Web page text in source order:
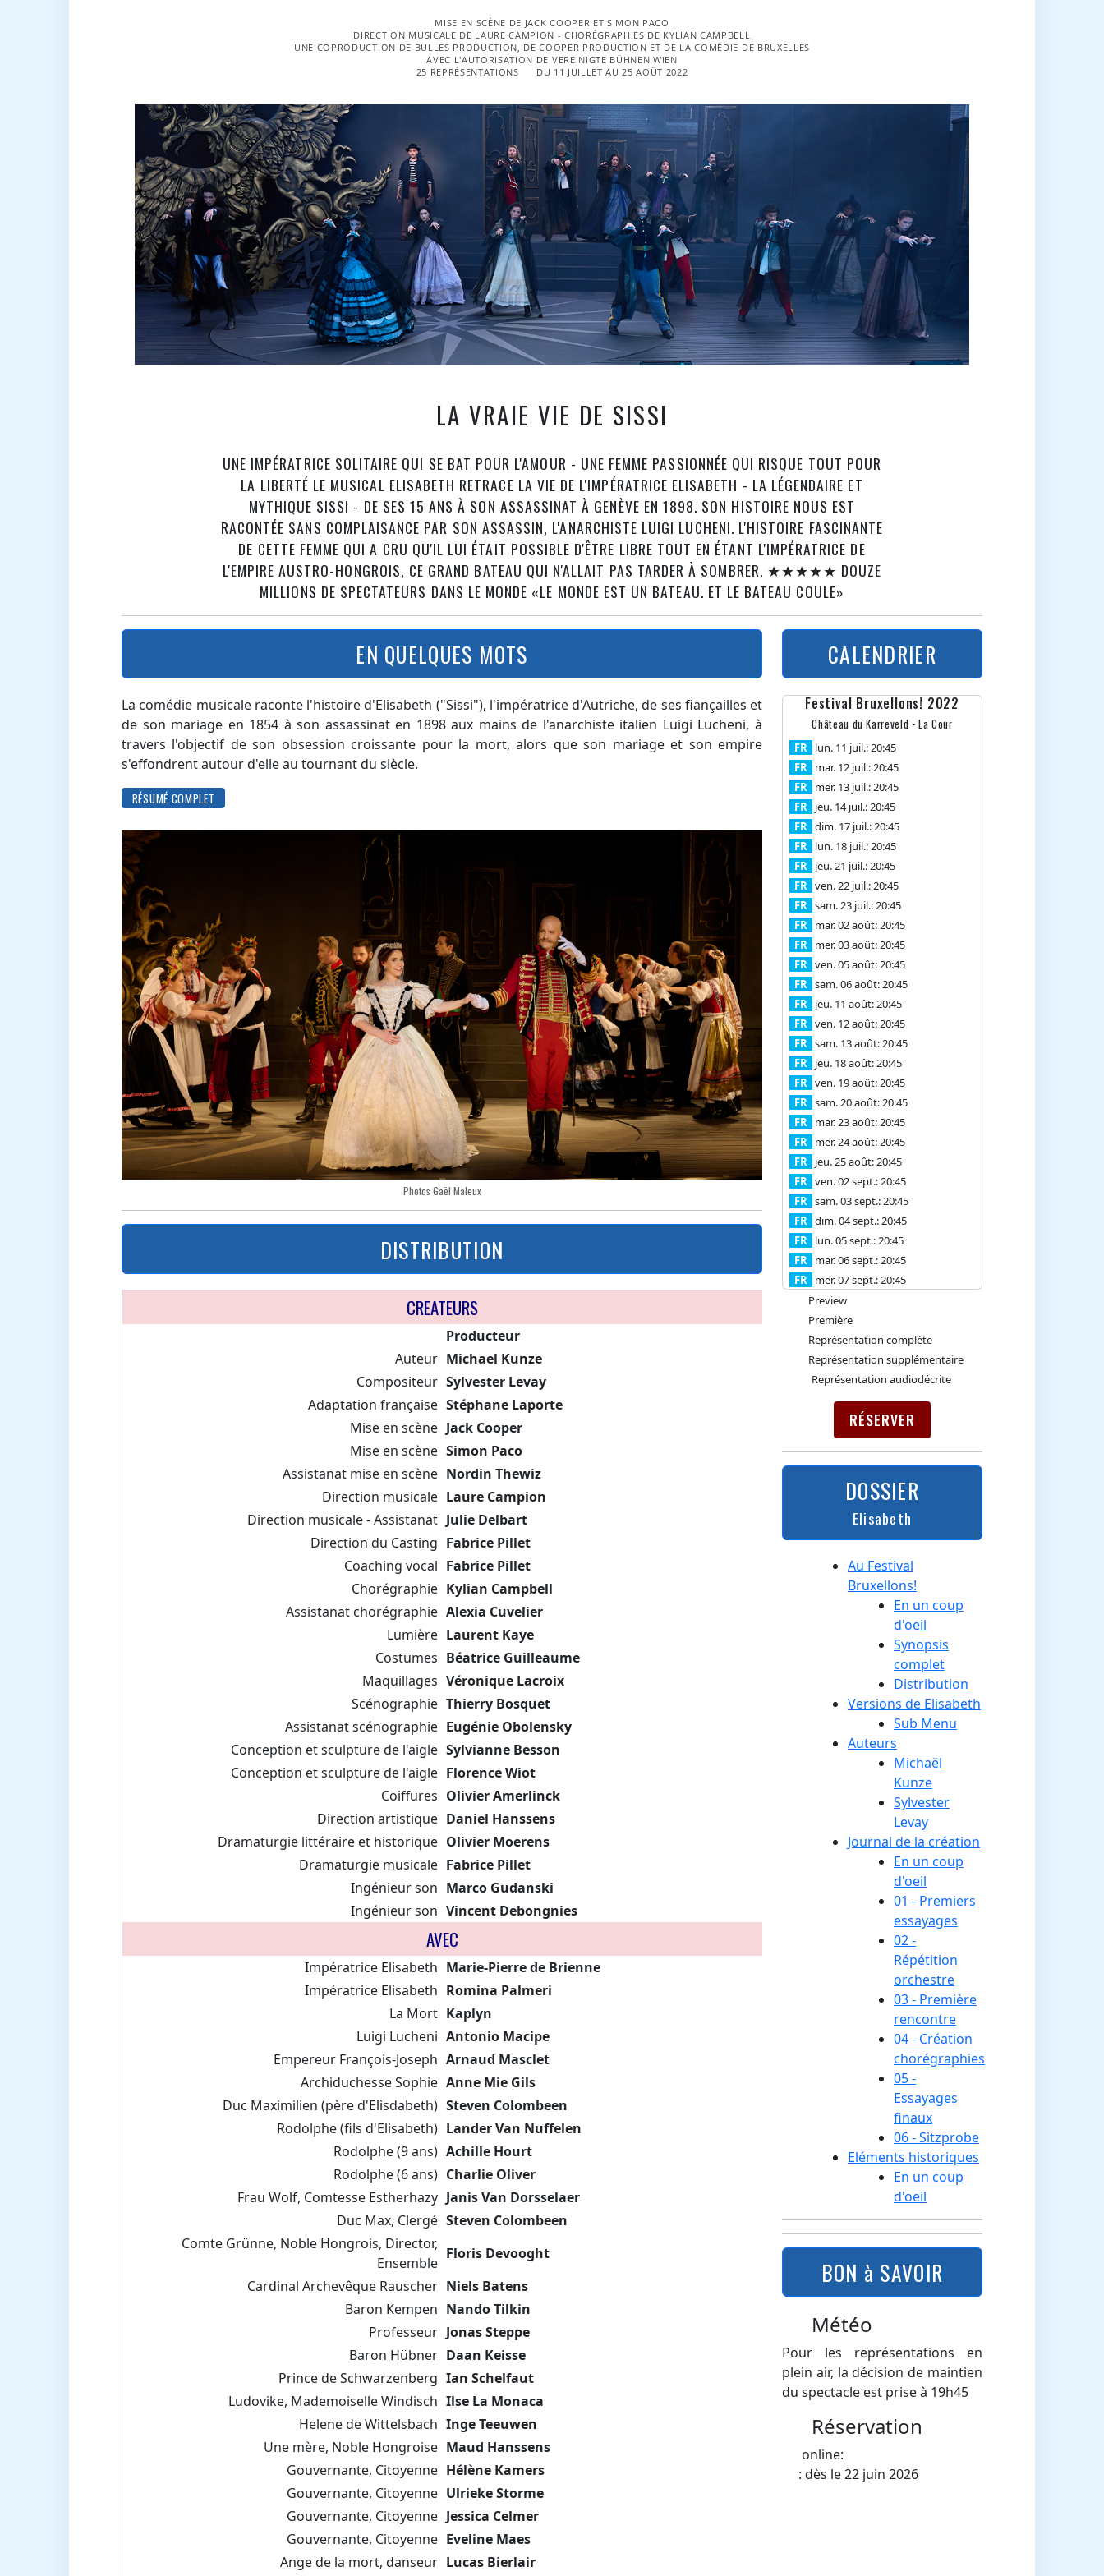
MISE EN SCÈNE DE JACK COOPER ET SIMON PACO
DIRECTION MUSICALE DE LAURE CAMPION - CHORÉGRAPHIES DE KYLIAN CAMPBELL
UNE COPRODUCTION DE BULLES PRODUCTION, DE COOPER PRODUCTION ET DE LA COMÉDIE DE BRUXELLES
AVEC L'AUTORISATION DE VEREINIGTE BÜHNEN WIEN
25 REPRÉSENTATIONS
DU 11 JUILLET AU 25 AOÛT 2022
LA VRAIE VIE DE SISSI
UNE IMPÉRATRICE SOLITAIRE QUI SE BAT POUR L'AMOUR - UNE FEMME PASSIONNÉE QUI RISQUE TOUT POUR
LA LIBERTÉ LE MUSICAL ELISABETH RETRACE LA VIE DE L'IMPÉRATRICE ELISABETH - LA LÉGENDAIRE ET
MYTHIQUE SISSI - DE SES 15 ANS À SON ASSASSINAT À GENÈVE EN 1898. SON HISTOIRE NOUS EST
RACONTÉE SANS COMPLAISANCE PAR SON ASSASSIN, L'ANARCHISTE LUIGI LUCHENI. L'HISTOIRE FASCINANTE
DE CETTE FEMME QUI A CRU QU'IL LUI ÉTAIT POSSIBLE D'ÊTRE LIBRE TOUT EN ÉTANT L'IMPÉRATRICE DE
L'EMPIRE AUSTRO-HONGROIS, CE GRAND BATEAU QUI N'ALLAIT PAS TARDER À SOMBRER. ★★★★★ DOUZE
MILLIONS DE SPECTATEURS DANS LE MONDE «LE MONDE EST UN BATEAU. ET LE BATEAU COULE»
EN QUELQUES MOTS
La comédie musicale raconte l'histoire d'Elisabeth ("Sissi"), l'impératrice d'Autriche, de ses fiançailles et
de son mariage en 1854 à son assassinat en 1898 aux mains de l'anarchiste italien Luigi Lucheni, à
travers l'objectif de son obsession croissante pour la mort, alors que son mariage et son empire
s'effondrent autour d'elle au tournant du siècle.
RÉSUMÉ COMPLET
Photos Gaël Maleux
DISTRIBUTION
CREATEURS
Producteur
Auteur Michael Kunze
Compositeur Sylvester Levay
Adaptation française Stéphane Laporte
Mise en scène Jack Cooper
Mise en scène Simon Paco
Assistanat mise en scène Nordin Thewiz
Direction musicale Laure Campion
Direction musicale - Assistanat Julie Delbart
Direction du Casting Fabrice Pillet
Coaching vocal Fabrice Pillet
Chorégraphie Kylian Campbell
Assistanat chorégraphie Alexia Cuvelier
Lumière Laurent Kaye
Costumes Béatrice Guilleaume
Maquillages Véronique Lacroix
Scénographie Thierry Bosquet
Assistanat scénographie Eugénie Obolensky
Conception et sculpture de l'aigle Sylvianne Besson
Conception et sculpture de l'aigle Florence Wiot
Coiffures Olivier Amerlinck
Direction artistique Daniel Hanssens
Dramaturgie littéraire et historique Olivier Moerens
Dramaturgie musicale Fabrice Pillet
Ingénieur son Marco Gudanski
Ingénieur son Vincent Debongnies
AVEC
Impératrice Elisabeth Marie-Pierre de Brienne
Impératrice Elisabeth Romina Palmeri
La Mort Kaplyn
Luigi Lucheni Antonio Macipe
Empereur François-Joseph Arnaud Masclet
Archiduchesse Sophie Anne Mie Gils
Duc Maximilien (père d'Elisdabeth) Steven Colombeen
Rodolphe (fils d'Elisabeth) Lander Van Nuffelen
Rodolphe (9 ans) Achille Hourt
Rodolphe (6 ans) Charlie Oliver
Frau Wolf, Comtesse Estherhazy Janis Van Dorsselaer
Duc Max, Clergé Steven Colombeen
Comte Grünne, Noble Hongrois, Director,
Ensemble
Floris Devooght
Cardinal Archevêque Rauscher Niels Batens
Baron Kempen Nando Tilkin
Professeur Jonas Steppe
Baron Hübner Daan Keisse
Prince de Schwarzenberg Ian Schelfaut
Ludovike, Mademoiselle Windisch Ilse La Monaca
Helene de Wittelsbach Inge Teeuwen
Une mère, Noble Hongroise Maud Hanssens
Gouvernante, Citoyenne Hélène Kamers
Gouvernante, Citoyenne Ulrieke Storme
Gouvernante, Citoyenne Jessica Celmer
Gouvernante, Citoyenne Eveline Maes
Ange de la mort, danseur Lucas Bierlair
CALENDRIER
Festival Bruxellons! 2022
Château du Karreveld - La Cour
FR
lun. 11 juil.: 20:45
FR
mar. 12 juil.: 20:45
FR
mer. 13 juil.: 20:45
FR
jeu. 14 juil.: 20:45
FR dim. 17 juil.: 20:45
FR
lun. 18 juil.: 20:45
FR
jeu. 21 juil.: 20:45
FR ven. 22 juil.: 20:45
FR sam. 23 juil.: 20:45
FR
mar. 02 août: 20:45
FR
mer. 03 août: 20:45
FR ven. 05 août: 20:45
FR sam. 06 août: 20:45
FR
jeu. 11 août: 20:45
FR ven. 12 août: 20:45
FR sam. 13 août: 20:45
FR
jeu. 18 août: 20:45
FR ven. 19 août: 20:45
FR sam. 20 août: 20:45
FR
mar. 23 août: 20:45
FR
mer. 24 août: 20:45
FR
jeu. 25 août: 20:45
FR ven. 02 sept.: 20:45
FR sam. 03 sept.: 20:45
FR dim. 04 sept.: 20:45
FR
lun. 05 sept.: 20:45
FR
mar. 06 sept.: 20:45
FR
mer. 07 sept.: 20:45
Preview
Première
Représentation complète
Représentation supplémentaire
Représentation audiodécrite
RÉSERVER
DOSSIER
Elisabeth
Au Festival
Bruxellons!
En un coup
d'oeil
Synopsis
complet
Distribution
Versions de Elisabeth
Sub Menu
Auteurs
Michaël
Kunze
Sylvester
Levay
Journal de la création
En un coup
d'oeil
01 - Premiers
essayages
02 -
Répétition
orchestre
03 - Première
rencontre
04 - Création
chorégraphies
05 -
Essayages
finaux
06 - Sitzprobe
Eléments historiques
En un coup
d'oeil
BON à SAVOIR
Météo
Pour les représentations en
plein air, la décision de maintien
du spectacle est prise à 19h45
Réservation
online:
: dès le 22 juin 2026